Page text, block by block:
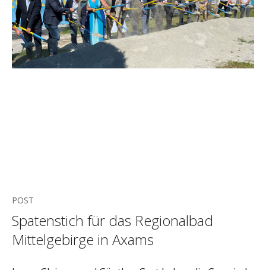
POST
Spatenstich für das Regionalbad
Mittelgebirge in Axams